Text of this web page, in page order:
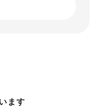
ます